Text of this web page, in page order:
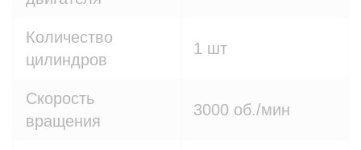
Количество
цилиндров
1 шт
Скорость
вращения
3000 об./мин